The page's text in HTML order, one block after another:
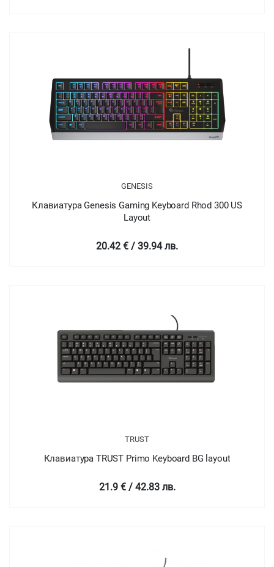
GENESIS
Клавиатура Genesis Gaming Keyboard Rhod 300 US
Layout
20.42 € / 39.94 лв.
TRUST
Клавиатура TRUST Primo Keyboard BG layout
21.9 € / 42.83 лв.